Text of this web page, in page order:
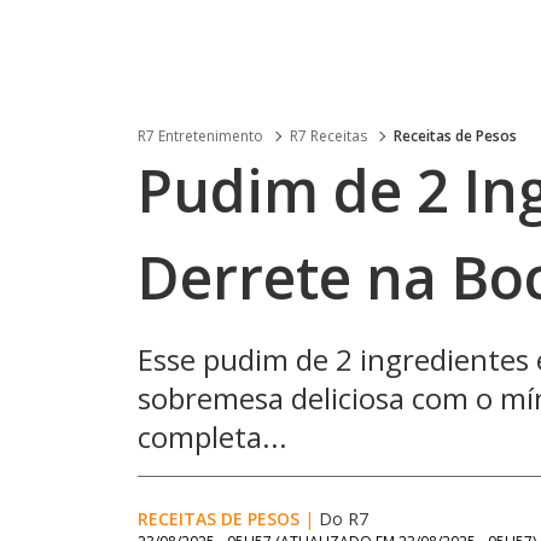
R7 Entretenimento R7 Receitas Receitas de Pesos
Pudim de 2
Derrete na
Esse pudim de 2
sobremesa deliciosa com o
completa...
RECEITAS DE PESOS | Do R7